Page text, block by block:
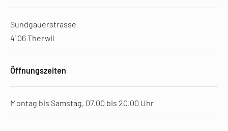
Sundgauerstrasse
4106 Therwil
Öffnungszeiten
Montag bis Samstag, 07.00 bis 20.00 Uhr